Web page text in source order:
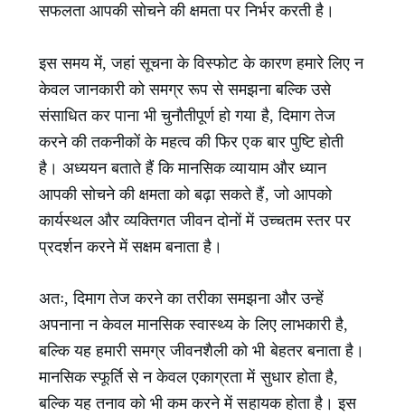
सफलता आपकी सोचने की क्षमता पर निर्भर करती है।
इस समय में, जहां सूचना के विस्फोट के कारण हमारे लिए न
केवल जानकारी को समग्र रूप से समझना बल्कि उसे
संसाधित कर पाना भी चुनौतीपूर्ण हो गया है, दिमाग तेज
करने की तकनीकों के महत्व की फिर एक बार पुष्टि होती
है। अध्ययन बताते हैं कि मानसिक व्यायाम और ध्यान
आपकी सोचने की क्षमता को बढ़ा सकते हैं, जो आपको
कार्यस्थल और व्यक्तिगत जीवन दोनों में उच्चतम स्तर पर
प्रदर्शन करने में सक्षम बनाता है।
अतः, दिमाग तेज करने का तरीका समझना और उन्हें
अपनाना न केवल मानसिक स्वास्थ्य के लिए लाभकारी है,
बल्कि यह हमारी समग्र जीवनशैली को भी बेहतर बनाता है।
मानसिक स्फूर्ति से न केवल एकाग्रता में सुधार होता है,
बल्कि यह तनाव को भी कम करने में सहायक होता है। इस